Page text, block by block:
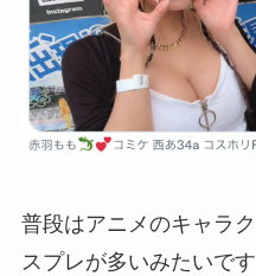
普段はアニメのキャラ
スプレが多いみたいです